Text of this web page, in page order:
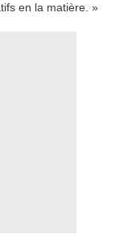
en la matière. »